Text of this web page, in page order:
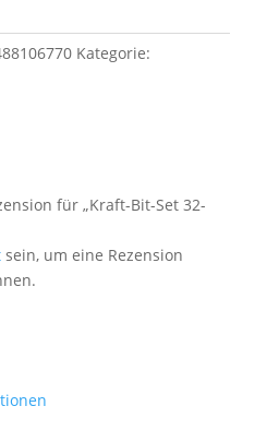
Kategorie:
für „Kraft-Bit-Set 32-
sein, um eine Rezension